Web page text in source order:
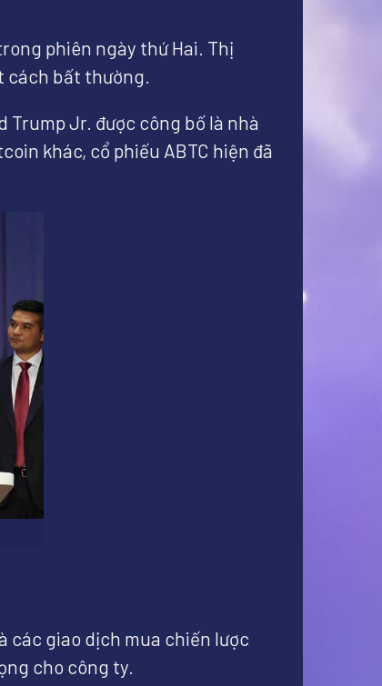
phiên ngày thứ Hai. Thị
cách bất thường.
Trump Jr. được công bố là nhà
khác, cổ phiếu ABTC hiện đã
các giao dịch mua chiến lược
cho công ty.